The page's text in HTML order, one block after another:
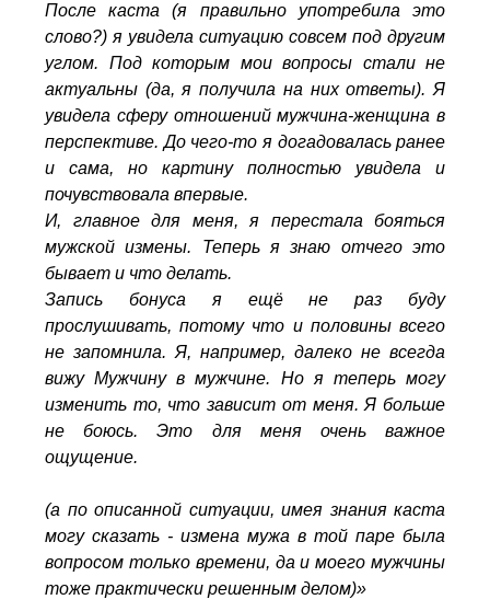
После каста (я правильно употребила это
слово?) я увидела ситуацию совсем под другим
углом. Под которым мои вопросы стали не
актуальны (да, я получила на них ответы). Я
увидела сферу отношений мужчина-женщина в
перспективе. До чего-то я догадовалась ранее
и сама, но картину полностью увидела и
почувствовала впервые.
И, главное для меня, я перестала бояться
мужской измены. Теперь я знаю отчего это
бывает и что делать.
Запись бонуса я ещё не раз буду
прослушивать, потому что и половины всего
не запомнила. Я, например, далеко не всегда
вижу Мужчину в мужчине. Но я теперь могу
изменить то, что зависит от меня. Я больше
не боюсь. Это для меня очень важное
ощущение.
(а по описанной ситуации, имея знания каста
могу сказать - измена мужа в той паре была
вопросом только времени, да и моего мужчины
тоже практически решенным делом)»